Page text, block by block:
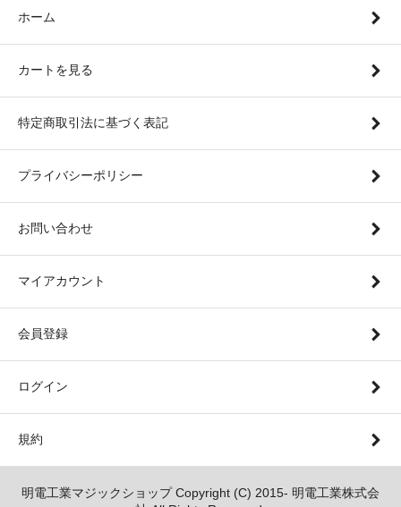
ホーム
カートを見る
特定商取引法に基づく表記
プライバシーポリシー
お問い合わせ
マイアカウント
会員登録
ログイン
規約
明電工業マジックショップ Copyright (C) 2015- 明電工業株式会